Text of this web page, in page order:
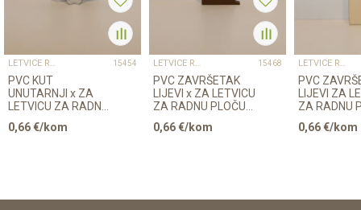
LETVICE RADNE PLOČE/SOKL 15454
PVC KUT
UNUTARNJI x ZA
LETVICU ZA RADNU
12523691010/98102
0,66€/kom
LETVICE RADNE PLOČE/SOKL 15468
PVC ZAVRŠETAK
LIJEVI x ZA LETVICU
ZA RADNU PLOČU
0,66€/kom
LETVICE RADNE PLOČE/SOKL
PVC
LIJEVI ZA
ZA RADNU
0,66€/kom